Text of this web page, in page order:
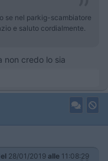
se nel parkig-scambiatore
e saluto cordialmente.
non credo lo sia
28/01/2019 alle 11:08:29